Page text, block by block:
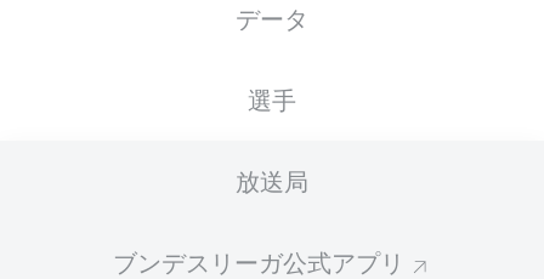
データ
選手
放送局
ブンデスリーガ公式アプリ
19.11.2004